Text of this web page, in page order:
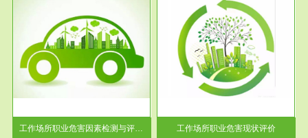
工作场所职业危害因素检测与评价...
服务范围
工作场所职业危害现状评价
【现状评价意义】：具体因素---
-通过质谱分析等多种手段明确
工作场...
工作场所职业危害现状评价